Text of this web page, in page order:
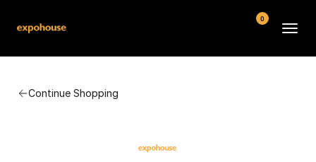
Continue Shopping
0